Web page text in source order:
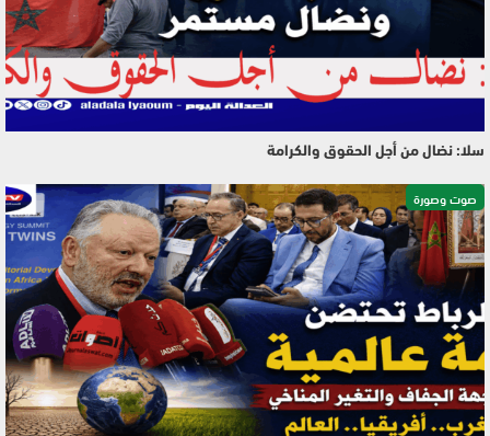
سلا: نضال من أجل الحقوق والكرامة
صوت وصورة